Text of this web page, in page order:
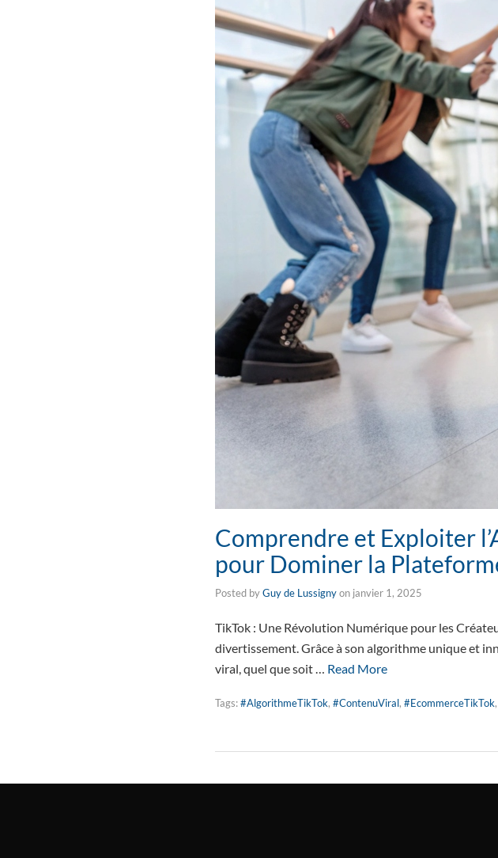
Comprendre et Exploiter
pour Dominer la
Posted byGuy de Lussignyon janvier 1, 2025
TikTok : Une Révolution Numérique pour les
divertissement. Grâce à son algorithme unique et
viral, quel que soit … Read More
Tags:#AlgorithmeTikTok, #ContenuViral, #EcommerceTikTok,